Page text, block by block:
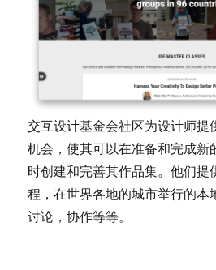
交互设计基金会社区为设计师提
机会，使其可以在准备和完成新
时创建和完善其作品集。他们
程，在世界各地的城市举行的
讨论，协作等等。